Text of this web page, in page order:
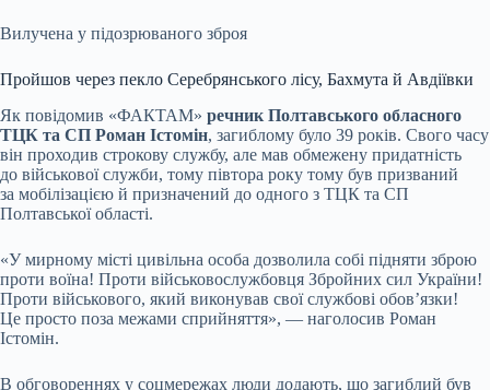
Вилучена у підозрюваного зброя
Пройшов через пекло Серебрянського лісу, Бахмута й Авдіївки
Як повідомив «ФАКТАМ» речник Полтавського обласного
ТЦК та СП Роман Істомін, загиблому було 39 років. Свого часу
він проходив строкову службу, але мав обмежену придатність
до військової служби, тому півтора року тому був призваний
за мобілізацією й призначений до одного з ТЦК та СП
Полтавської області.
«У мирному місті цивільна особа дозволила собі підняти зброю
проти воїна! Проти військовослужбовця Збройних сил України!
Проти військового, який виконував свої службові обов’язки!
Це просто поза межами сприйняття», — наголосив Роман
Істомін.
В обговореннях у соцмережах люди додають, що загиблий був